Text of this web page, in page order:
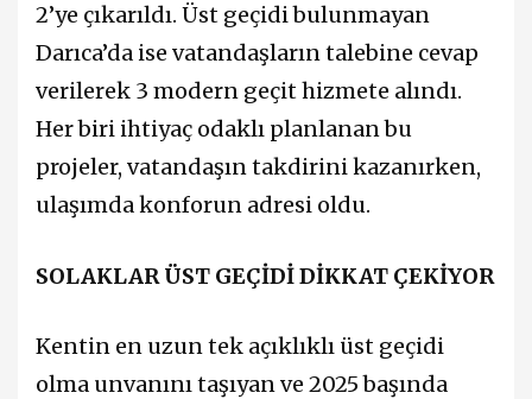
2’ye çıkarıldı. Üst geçidi bulunmayan
Darıca’da ise vatandaşların talebine cevap
verilerek 3 modern geçit hizmete alındı.
Her biri ihtiyaç odaklı planlanan bu
projeler, vatandaşın takdirini kazanırken,
ulaşımda konforun adresi oldu.
SOLAKLAR ÜST GEÇİDİ DİKKAT ÇEKİYOR
Kentin en uzun tek açıklıklı üst geçidi
olma unvanını taşıyan ve 2025 başında